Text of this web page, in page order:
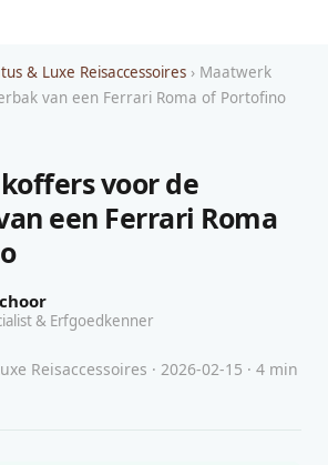
& Luxe Reisaccessoires › Maatwerk
van een Ferrari Roma of Portofino
voor de
een Ferrari Roma
& Erfgoedkenner
Reisaccessoires · 2026-02-15 · 4 min